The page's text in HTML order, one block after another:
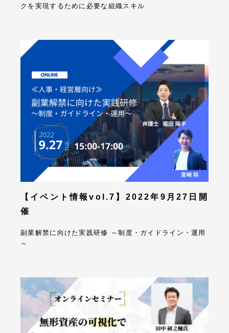
クを実現するために必要な組織スキル
【イベント情報vol.7】2022年9月27日開
催
副業解禁に向けた実践研修 ～制度・ガイドライン・運用
～